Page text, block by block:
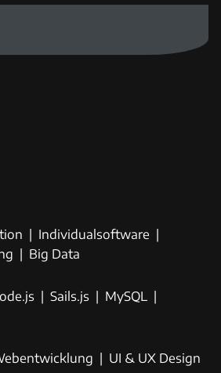
Individualsoftware
Big Data
Sails.js
MySQL
UI & UX Design